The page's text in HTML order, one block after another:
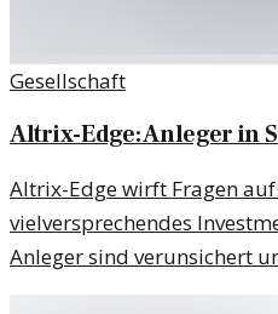
Gesellschaft
Altrix-Edge: Anleger in
Altrix-Edge wirft Fragen
vielversprechendes
Anleger sind verunsichert